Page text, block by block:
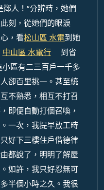
人！”分辨時，她們
刻，從她們的眼淚
，看松山區 水電到她
中山區 水電行 到省
區有二三百戶一千多
卻百里挑一。甚至統
不熟悉，相互不打召
即便自動打個召喚，
一次，我提早放工時
好下三樓住戶借德律
都說了，明明了解屋
如許，我只好忍無可
半個小時之久。我很